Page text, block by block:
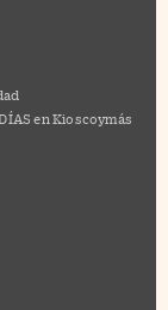
en Kioscoymás